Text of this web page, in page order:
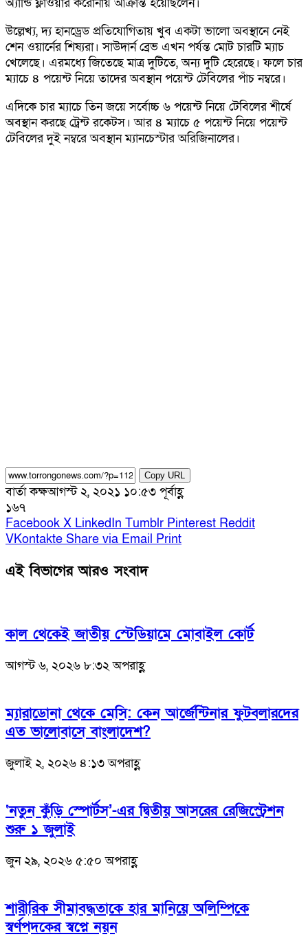
উল্লেখ্য, দ্য হানড্রেড প্রতিযোগিতায় খুব একটা ভালো অবস্থানে নেই
শেন ওয়ার্নের শিষ্যরা। সাউদার্ন ব্রেভ এখন পর্যন্ত মোট চারটি ম্যাচ
খেলেছে। এরমধ্যে জিতেছে মাত্র দুটিতে, অন্য দুটি হেরেছে। ফলে চার
ম্যাচে ৪ পয়েন্ট নিয়ে তাদের অবস্থান পয়েন্ট টেবিলের পাঁচ নম্বরে।
এদিকে চার ম্যাচে তিন জয়ে সর্বোচ্চ ৬ পয়েন্ট নিয়ে টেবিলের শীর্ষে
অবস্থান করছে ট্রেন্ট রকেটস। আর ৪ ম্যাচে ৫ পয়েন্ট নিয়ে পয়েন্ট
টেবিলের দুই নম্বরে অবস্থান ম্যানচেস্টার অরিজিনালের।
Copy URL
বার্তা কক্ষআগস্ট ২, ২০২১ ১০:৫৩ পূর্বাহ্ণ
১৬৭
Facebook X LinkedIn Tumblr Pinterest Reddit
VKontakte Share via Email Print
এই বিভাগের আরও সংবাদ
কাল থেকেই জাতীয় স্টেডিয়ামে মোবাইল কোর্ট
আগস্ট ৬, ২০২৬ ৮:৩২ অপরাহ্ণ
ম্যারাডোনা থেকে মেসি: কেন আর্জেন্টিনার ফুটবলারদের
এত ভালোবাসে বাংলাদেশ?
জুলাই ২, ২০২৬ ৪:১৩ অপরাহ্ণ
‘নতুন কুঁড়ি স্পোর্টস’-এর দ্বিতীয় আসরের রেজিস্ট্রেশন
শুরু ১ জুলাই
জুন ২৯, ২০২৬ ৫:৫০ অপরাহ্ণ
শারীরিক সীমাবদ্ধতাকে হার মানিয়ে অলিম্পিকে
স্বর্ণপদকের স্বপ্নে নয়ন